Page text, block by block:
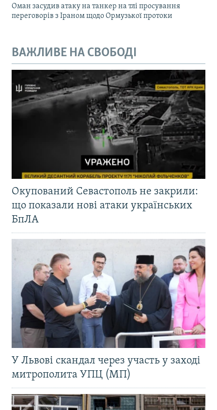
Оман засудив атаку на танкер на тлі просування
переговорів з Іраном щодо Ормузької протоки
ВАЖЛИВЕ НА СВОБОДІ
Окупований Севастополь не закрили:
що показали нові атаки українських
БпЛА
У Львові скандал через участь у заході
митрополита УПЦ (МП)